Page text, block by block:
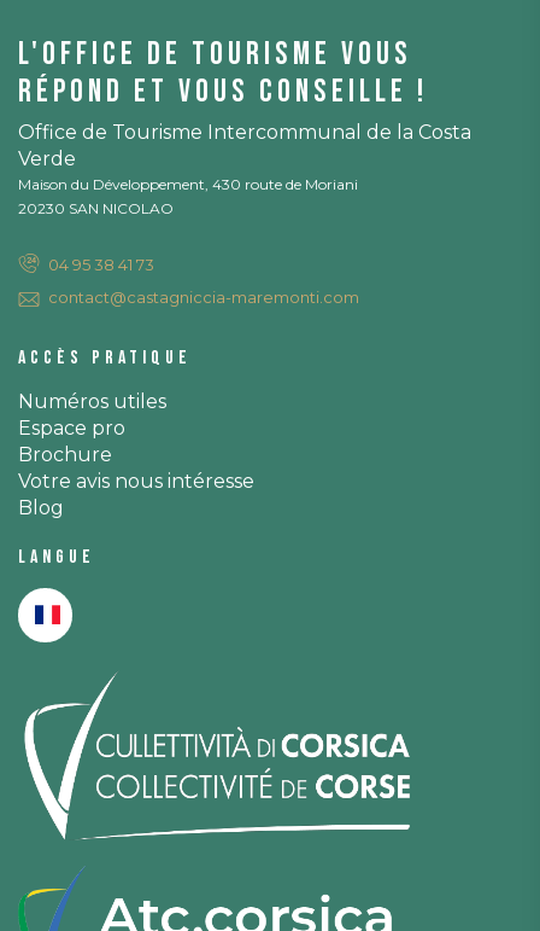
L'office de tourisme vous
répond et vous conseille !
Office de Tourisme Intercommunal de la Costa
Verde
Maison du Développement, 430 route de Moriani
20230 SAN NICOLAO
04 95 38 41 73
contact@castagniccia-maremonti.com
Accès pratique
Numéros utiles
Espace pro
Brochure
Votre avis nous intéresse
Blog
Langue